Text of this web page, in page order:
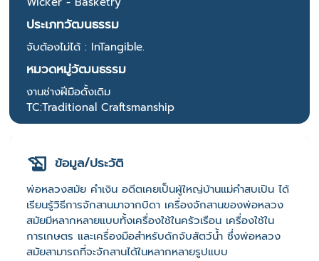
ประเภทวัฒนธรรม
จับต้องไม่ได้ : InTangible.
หมวดหมู่วัฒนธรรม
งานช่างฝีมือดั้งเดิม
TC:Traditional Craftsmanship
ข้อมูล/ประวัติ
พ่อหลวงสมัย คำเงิน อดีตเคยเป็นผู้ใหญ่บ้านแม่คำสบเปิน ได้
เรียนรู้วิธีการจักสานมาจากบิดา เครื่องจักสานของพ่อหลวง
สมัยมีหลากหลายแบบทั้งเครื่องใช้ในครัวเรือน เครื่องใช้ใน
การเกษตร และเครื่องมือสำหรับดักจับสัตว์น้ำ ซึ่งพ่อหลวง
สมัยสามารถที่จะจักสานได้ในหลากหลายรูปแบบ